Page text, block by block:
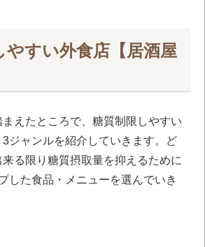
やすい外食店【居酒屋
えたところで、糖質制限しやすい
ジャンルを紹介していきます。ど
る限り糖質摂取量を抑えるために
した食品・メニューを選んでいき